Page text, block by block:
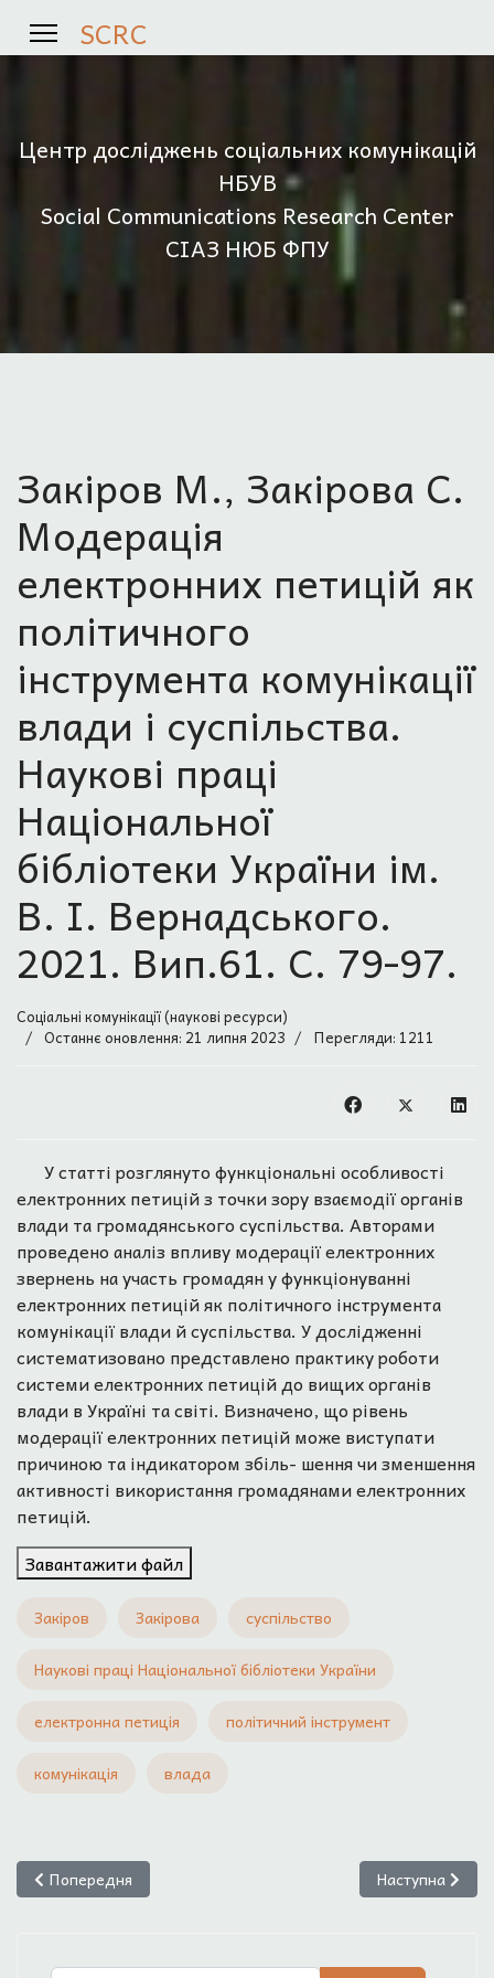
SCRC
Центр досліджень соціальних комунікацій
НБУВ
Social Communications Research Center
СІАЗ НЮБ ФПУ
Закіров М., Закірова С.
Модерація
електронних петицій як
політичного
інструмента комунікації
влади і суспільства.
Наукові праці
Національної
бібліотеки України ім.
В. І. Вернадського.
2021. Вип.61. С. 79-97.
Соціальні комунікації (наукові ресурси)
Останнє оновлення: 21 липня 2023
Перегляди: 1211
У статті розглянуто функціональні особливості
електронних петицій з точки зору взаємодії органів
влади та громадянського суспільства. Авторами
проведено аналіз впливу модерації електронних
звернень на участь громадян у функціонуванні
електронних петицій як політичного інструмента
комунікації влади й суспільства. У дослідженні
систематизовано представлено практику роботи
системи електронних петицій до вищих органів
влади в Україні та світі. Визначено, що рівень
модерації електронних петицій може виступати
причиною та індикатором збіль- шення чи зменшення
активності використання громадянами електронних
петицій.
Завантажити файл
Закіров Закірова суспільство
Наукові праці Національної бібліотеки України
електронна петиція політичний інструмент
комунікація влада
Попередня стаття: Кулицький С. Змістовно-функціональна
Попередня Наступна
Наступна